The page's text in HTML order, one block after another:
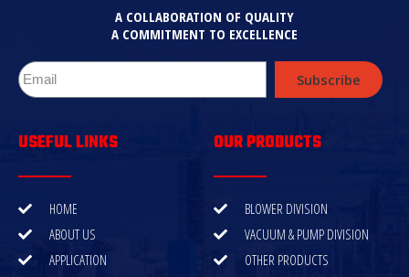
A COLLABORATION OF QUALITY
A COMMITMENT TO EXCELLENCE
Subscribe
USEFUL LINKS
HOME
ABOUT US
APPLICATION
OUR PRODUCTS
BLOWER DIVISION
VACUUM & PUMP DIVISION
OTHER PRODUCTS